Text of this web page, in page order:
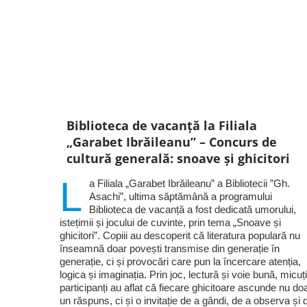
Biblioteca de vacanță la Filiala
„Garabet Ibrăileanu” – Concurs de
cultură generală: snoave și ghicitori
L
a Filiala „Garabet Ibrăileanu” a Bibliotecii ”Gh.
Asachi”, ultima săptămână a programului
Biblioteca de vacanță a fost dedicată umorului,
istețimii și jocului de cuvinte, prin tema „Snoave și
ghicitori”. Copiii au descoperit că literatura populară nu
înseamnă doar povești transmise din generație în
generație, ci și provocări care pun la încercare atenția,
logica și imaginația. Prin joc, lectură și voie bună,
participanți au aflat că fiecare ghicitoare ascunde nu
un răspuns, ci și o invitație de a gândi, de a observa și